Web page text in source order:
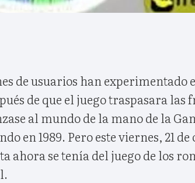
de usuarios han experimentado
de que el juego traspasara las
al mundo de la mano de la
en 1989. Pero este viernes, 21
ahora se tenía del juego de los